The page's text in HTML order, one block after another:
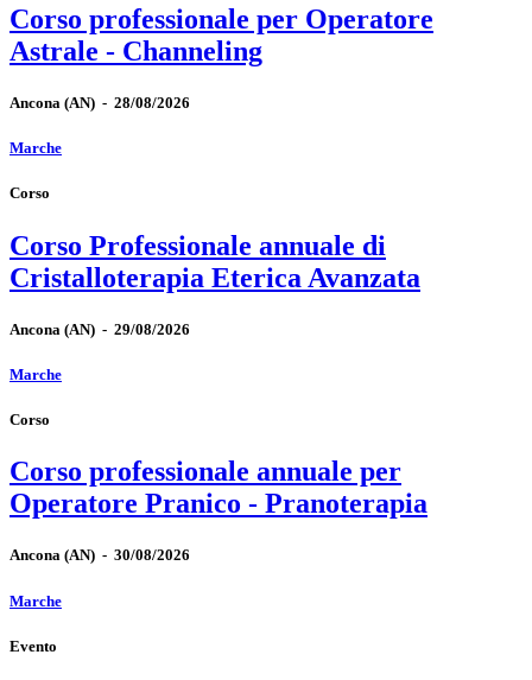
Corso professionale per Operatore
Astrale - Channeling
Ancona (AN) - 28/08/2026
Marche
Corso
Corso Professionale annuale di
Cristalloterapia Eterica Avanzata
Ancona (AN) - 29/08/2026
Marche
Corso
Corso professionale annuale per
Operatore Pranico - Pranoterapia
Ancona (AN) - 30/08/2026
Marche
Evento